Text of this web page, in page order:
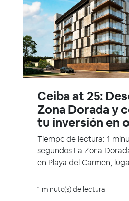
Ceiba at 25:
Zona Dorada y
tu inversión en
Tiempo de lectura: 1
segundos La Zona
en Playa del Carmen,
1 minuto(s) de lectura